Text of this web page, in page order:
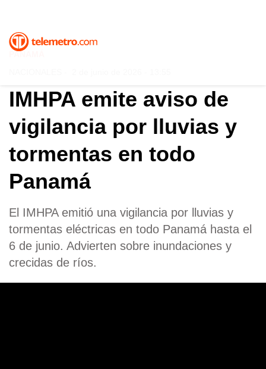
PANAMÁ
IMHPA emite aviso de
vigilancia por lluvias y
tormentas en todo
Panamá
El IMHPA emitió una vigilancia por lluvias y
tormentas eléctricas en todo Panamá hasta el
6 de junio. Advierten sobre inundaciones y
crecidas de ríos.